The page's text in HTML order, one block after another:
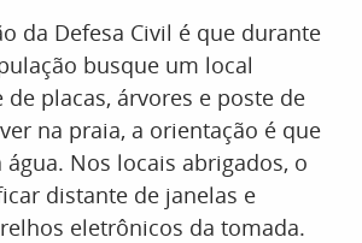
da Defesa Civil é que durante
busque um local
placas, árvores e poste de
na praia, a orientação é que
Nos locais abrigados, o
distante de janelas e
eletrônicos da tomada.